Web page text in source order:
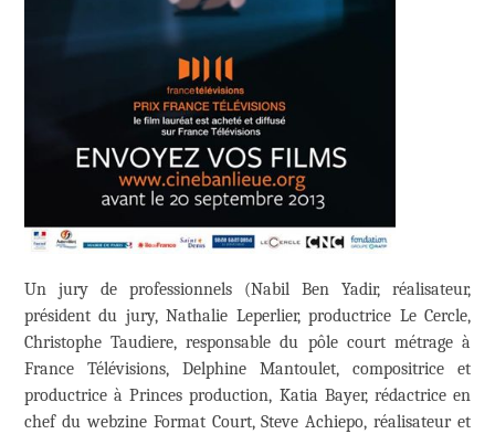
Un jury de professionnels (Nabil Ben Yadir, réalisateur,
président du jury, Nathalie Leperlier, productrice Le Cercle,
Christophe Taudiere, responsable du pôle court métrage à
France Télévisions, Delphine Mantoulet, compositrice et
productrice à Princes production, Katia Bayer, rédactrice en
chef du webzine Format Court, Steve Achiepo, réalisateur et